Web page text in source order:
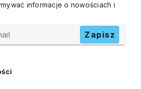
informacje o nowościach i
Zapisz